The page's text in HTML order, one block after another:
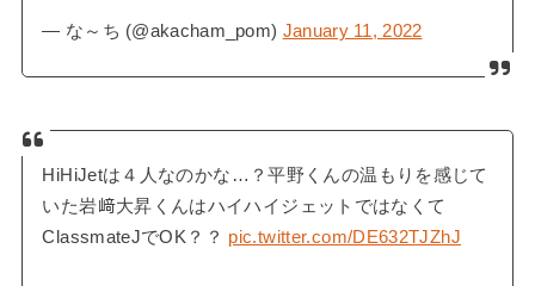
— な～ち (@akacham_pom) January 11, 2022
HiHiJetは４人なのかな…？平野くんの温もりを感じて
いた岩﨑大昇くんはハイハイジェットではなくて
ClassmateJでOK？？ pic.twitter.com/DE632TJZhJ